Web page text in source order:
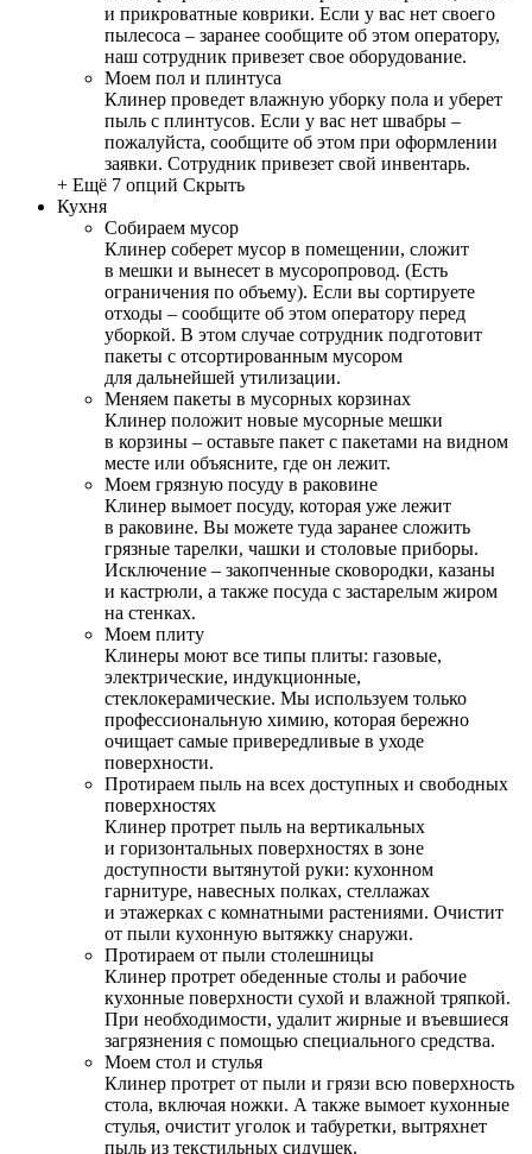
и прикроватные коврики. Если у вас нет своего
пылесоса – заранее сообщите об этом оператору,
наш сотрудник привезет свое оборудование.
Моем пол и плинтуса
Клинер проведет влажную уборку пола и уберет
пыль с плинтусов. Если у вас нет швабры –
пожалуйста, сообщите об этом при оформлении
заявки. Сотрудник привезет свой инвентарь.
+ Ещё 7 опций Скрыть
Кухня
Собираем мусор
Клинер соберет мусор в помещении, сложит
в мешки и вынесет в мусоропровод. (Есть
ограничения по объему). Если вы сортируете
отходы – сообщите об этом оператору перед
уборкой. В этом случае сотрудник подготовит
пакеты с отсортированным мусором
для дальнейшей утилизации.
Меняем пакеты в мусорных корзинах
Клинер положит новые мусорные мешки
в корзины – оставьте пакет с пакетами на видном
месте или объясните, где он лежит.
Моем грязную посуду в раковине
Клинер вымоет посуду, которая уже лежит
в раковине. Вы можете туда заранее сложить
грязные тарелки, чашки и столовые приборы.
Исключение – закопченные сковородки, казаны
и кастрюли, а также посуда с застарелым жиром
на стенках.
Моем плиту
Клинеры моют все типы плиты: газовые,
электрические, индукционные,
стеклокерамические. Мы используем только
профессиональную химию, которая бережно
очищает самые привередливые в уходе
поверхности.
Протираем пыль на всех доступных и свободных
поверхностях
Клинер протрет пыль на вертикальных
и горизонтальных поверхностях в зоне
доступности вытянутой руки: кухонном
гарнитуре, навесных полках, стеллажах
и этажерках с комнатными растениями. Очистит
от пыли кухонную вытяжку снаружи.
Протираем от пыли столешницы
Клинер протрет обеденные столы и рабочие
кухонные поверхности сухой и влажной тряпкой.
При необходимости, удалит жирные и въевшиеся
загрязнения с помощью специального средства.
Моем стол и стулья
Клинер протрет от пыли и грязи всю поверхность
стола, включая ножки. А также вымоет кухонные
стулья, очистит уголок и табуретки, вытряхнет
пыль из текстильных сидушек.